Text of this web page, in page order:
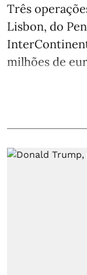
Três
Lisbon, do
milhões de